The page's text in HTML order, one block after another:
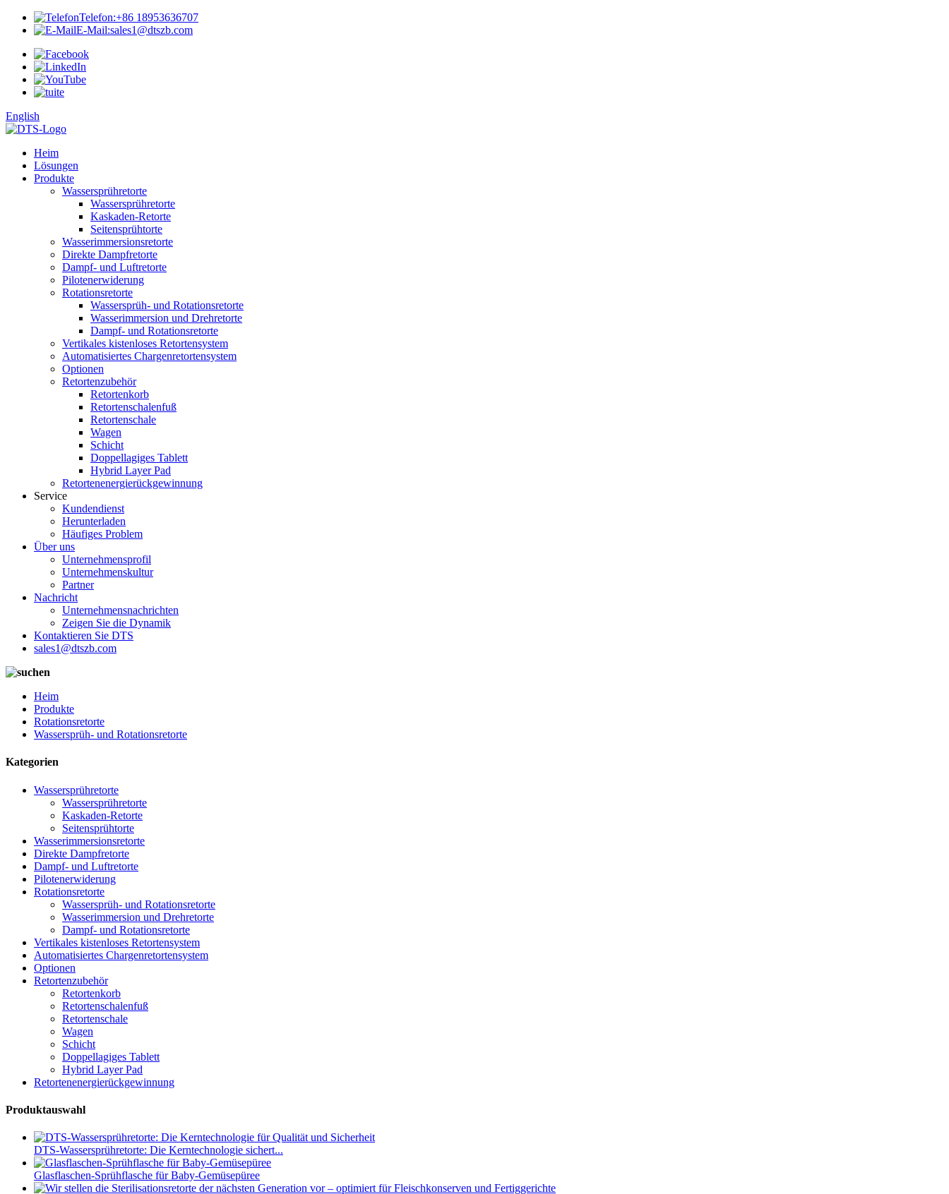
Telefon:+86 18953636707
E-Mail:sales1@dtszb.com
English
Heim
Lösungen
Produkte
Wassersprühretorte
Wassersprühretorte
Kaskaden-Retorte
Seitensprühtorte
Wasserimmersionsretorte
Direkte Dampfretorte
Dampf- und Luftretorte
Pilotenerwiderung
Rotationsretorte
Wassersprüh- und Rotationsretorte
Wasserimmersion und Drehretorte
Dampf- und Rotationsretorte
Vertikales kistenloses Retortensystem
Automatisiertes Chargenretortensystem
Optionen
Retortenzubehör
Retortenkorb
Retortenschalenfuß
Retortenschale
Wagen
Schicht
Doppellagiges Tablett
Hybrid Layer Pad
Retortenenergierückgewinnung
Service
Kundendienst
Herunterladen
Häufiges Problem
Über uns
Unternehmensprofil
Unternehmenskultur
Partner
Nachricht
Unternehmensnachrichten
Zeigen Sie die Dynamik
Kontaktieren Sie DTS
sales1@dtszb.com
Heim
Produkte
Rotationsretorte
Wassersprüh- und Rotationsretorte
Kategorien
Wassersprühretorte
Wassersprühretorte
Kaskaden-Retorte
Seitensprühtorte
Wasserimmersionsretorte
Direkte Dampfretorte
Dampf- und Luftretorte
Pilotenerwiderung
Rotationsretorte
Wassersprüh- und Rotationsretorte
Wasserimmersion und Drehretorte
Dampf- und Rotationsretorte
Vertikales kistenloses Retortensystem
Automatisiertes Chargenretortensystem
Optionen
Retortenzubehör
Retortenkorb
Retortenschalenfuß
Retortenschale
Wagen
Schicht
Doppellagiges Tablett
Hybrid Layer Pad
Retortenenergierückgewinnung
Produktauswahl
DTS-Wassersprühretorte: Die Kerntechnologie sichert...
Glasflaschen-Sprühflasche für Baby-Gemüsepüree